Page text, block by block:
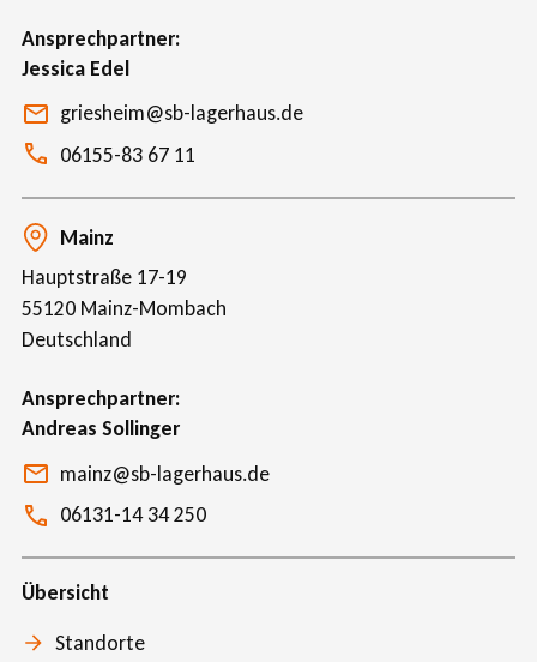
Ansprechpartner
Jessica Edel
griesheim@sb-lagerhaus.de
06155-83 67 11
Mainz
Hauptstraße 17-19
55120 Mainz-Mombach
Deutschland
Ansprechpartner
Andreas Sollinger
mainz@sb-lagerhaus.de
06131-14 34 250
Übersicht
Standorte